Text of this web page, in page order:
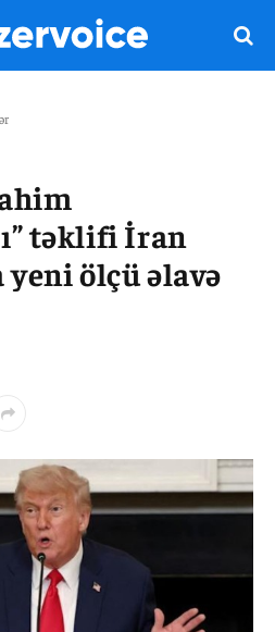
təklifi İran
yeni ölçü əlavə